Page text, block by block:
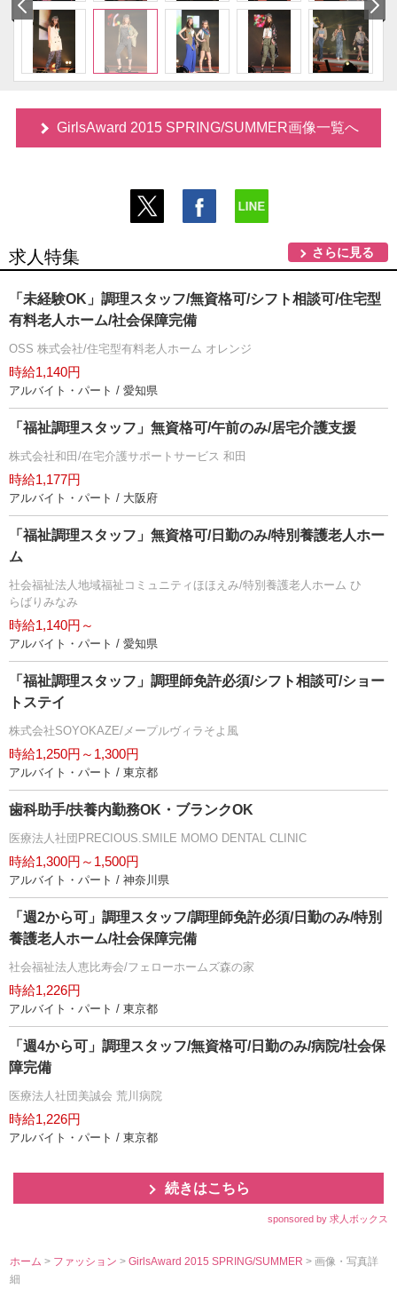
GirlsAward 2015 SPRING/SUMMER画像一覧へ
求人特集 さらに見る
「未経験OK」調理スタッフ/無資格可/シフト相談可/住宅型
有料老人ホーム/社会保障完備
OSS 株式会社/住宅型有料老人ホーム オレンジ
時給1,140円
アルバイト・パート / 愛知県
「福祉調理スタッフ」無資格可/午前のみ/居宅介護支援
株式会社和田/在宅介護サポートサービス 和田
時給1,177円
アルバイト・パート / 大阪府
「福祉調理スタッフ」無資格可/日勤のみ/特別養護老人ホー
ム
社会福祉法人地域福祉コミュニティほほえみ/特別養護老人ホーム ひ
らばりみなみ
時給1,140円～
アルバイト・パート / 愛知県
「福祉調理スタッフ」調理師免許必須/シフト相談可/ショー
トステイ
株式会社SOYOKAZE/メープルヴィラそよ風
時給1,250円～1,300円
アルバイト・パート / 東京都
歯科助手/扶養内勤務OK・ブランクOK
医療法人社団PRECIOUS.SMILE MOMO DENTAL CLINIC
時給1,300円～1,500円
アルバイト・パート / 神奈川県
「週2から可」調理スタッフ/調理師免許必須/日勤のみ/特別
養護老人ホーム/社会保障完備
社会福祉法人恵比寿会/フェローホームズ森の家
時給1,226円
アルバイト・パート / 東京都
「週4から可」調理スタッフ/無資格可/日勤のみ/病院/社会保
障完備
医療法人社団美誠会 荒川病院
時給1,226円
アルバイト・パート / 東京都
続きはこちら
sponsored by 求人ボックス
ホーム > ファッション>GirlsAward 2015 SPRING/SUMMER> 画像・写真詳
細